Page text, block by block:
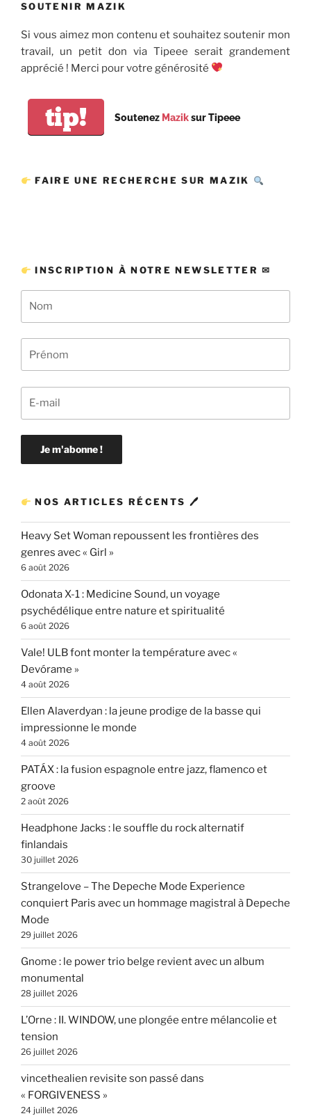
SOUTENIR MAZIK
Si vous aimez mon contenu et souhaitez soutenir mon
travail, un petit don via Tipeee serait grandement
apprécié ! Merci pour votre générosité
tip! Soutenez Maziksur Tipeee
FAIRE UNE RECHERCHE SUR MAZIK
INSCRIPTION À NOTRE NEWSLETTER ✉
NOS ARTICLES RÉCENTS 🖊
Heavy Set Woman repoussent les frontières des
genres avec « Girl »
6 août 2026
Odonata X-1 : Medicine Sound, un voyage
psychédélique entre nature et spiritualité
6 août 2026
Vale! ULB font monter la température avec «
Devórame »
4 août 2026
Ellen Alaverdyan : la jeune prodige de la basse qui
impressionne le monde
4 août 2026
PATÁX : la fusion espagnole entre jazz, flamenco et
groove
2 août 2026
Headphone Jacks : le souffle du rock alternatif
finlandais
30 juillet 2026
Strangelove – The Depeche Mode Experience
conquiert Paris avec un hommage magistral à Depeche
Mode
29 juillet 2026
Gnome : le power trio belge revient avec un album
monumental
28 juillet 2026
L’Orne : II. WINDOW, une plongée entre mélancolie et
tension
26 juillet 2026
vincethealien revisite son passé dans
« FORGIVENESS »
24 juillet 2026